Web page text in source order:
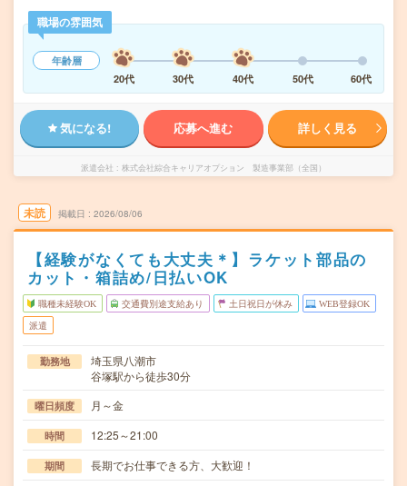
職場の雰囲気
年齢層
20代
30代 40代 50代 60代
気になる! 応募へ進む 詳しく見る
派遣会社 株式会社綜合キャリアオプション 製造事業部（全国）
未読 掲載日 2026/08/06
【経験がなくても大丈夫＊】ラケット部品の
カット・箱詰め/日払いOK
職種未経験OK 交通費別途支給あり 土日祝日が休み WEB登録OK
派遣
勤務地
埼玉県八潮市
谷塚駅から徒歩30分
曜日頻度 月～金
時間 12:25～21:00
期間 長期でお仕事できる方、大歓迎！